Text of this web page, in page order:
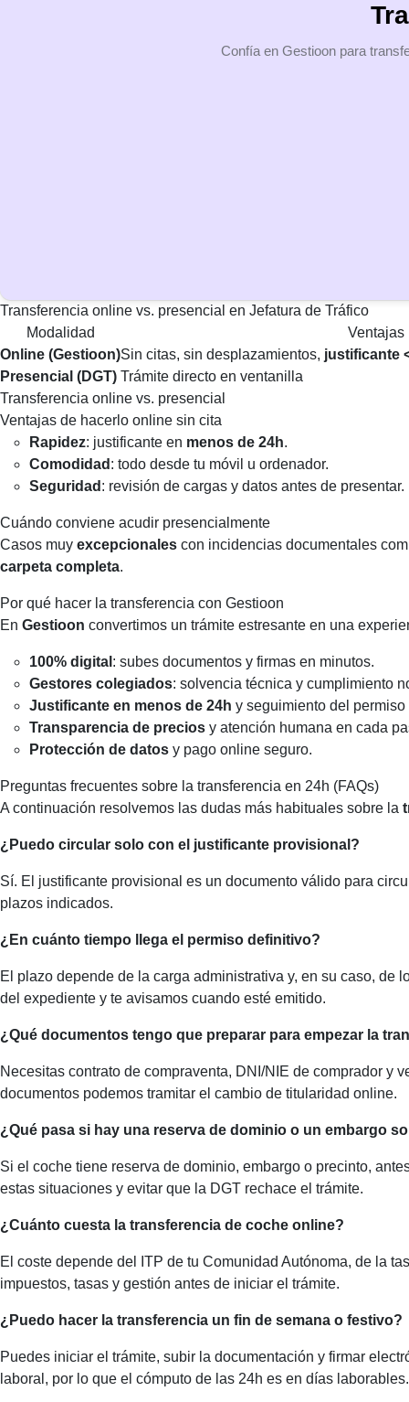
Confía en Gestioon para
Transferencia online vs. presencial en Jefatura de Tráfico
Modalidad
Ventajas
Online (Gestioon)Sin citas, sin desplazamientos, justificante
Presencial (DGT) Trámite directo en ventanilla
Transferencia online vs. presencial
Ventajas de hacerlo online sin cita
Rapidez: justificante en menos de 24h.
Comodidad : todo desde tu móvil u ordenador.
Seguridad : revisión de cargas y datos antes de presentar.
Cuándo conviene acudir presencialmente
Casos muy excepcionales con incidencias documentales
carpeta completa.
Por qué hacer la transferencia con Gestioon
En Gestioon convertimos un trámite estresante en una
100% digital : subes documentos y firmas en minutos.
Gestores colegiados: solvencia técnica y cumplimiento
Justificante en menos de 24h y seguimiento del
Transparencia de precios y atención humana en cada
Protección de datos y pago online seguro.
Preguntas frecuentes sobre la transferencia en 24h (FAQs)
A continuación resolvemos las dudas más habituales sobre la
¿Puedo circular solo con el justificante provisional?
Sí. El justificante provisional es un documento válido para
plazos indicados.
¿En cuánto tiempo llega el permiso definitivo?
El plazo depende de la carga administrativa y, en su caso,
del expediente y te avisamos cuando esté emitido.
¿Qué documentos tengo que preparar para empezar la
Necesitas contrato de compraventa, DNI/NIE de comprador y
documentos podemos tramitar el cambio de titularidad online.
¿Qué pasa si hay una reserva de dominio o un embargo
Si el coche tiene reserva de dominio, embargo o precinto,
estas situaciones y evitar que la DGT rechace el trámite.
¿Cuánto cuesta la transferencia de coche online?
El coste depende del ITP de tu Comunidad Autónoma, de la
impuestos, tasas y gestión antes de iniciar el trámite.
¿Puedo hacer la transferencia un fin de semana o festivo?
Puedes iniciar el trámite, subir la documentación y firmar
laboral, por lo que el cómputo de las 24h es en días laborables.